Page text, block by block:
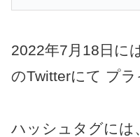
2022年7月18日に
のTwitterにて プラ
ハッシュタグには